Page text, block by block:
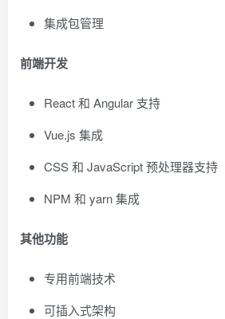
集成包管理
前端开发
React 和 Angular 支持
Vue.js 集成
CSS 和 JavaScript 预处理器支持
NPM 和 yarn 集成
其他功能
专用前端技术
可插入式架构